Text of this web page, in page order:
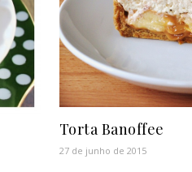
Torta Banoffee
27 de junho de 2015